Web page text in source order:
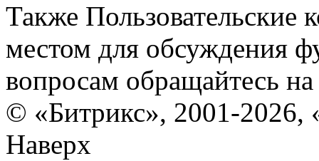
Также Пользовательские
местом для обсуждения
вопросам обращайтесь
© «Битрикс», 2001-2026,
Наверх